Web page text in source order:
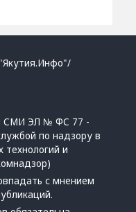
СМИ ЭЛ № ФС 77 -
по надзору в
и
с мнением